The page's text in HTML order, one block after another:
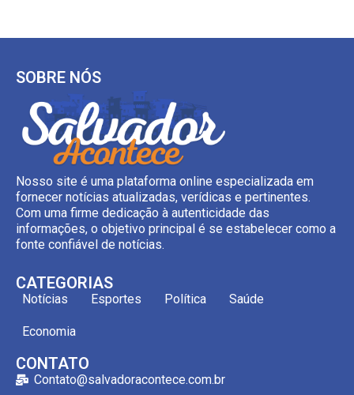
SOBRE NÓS
Nosso site é uma plataforma online especializada em
fornecer notícias atualizadas, verídicas e pertinentes.
Com uma firme dedicação à autenticidade das
informações, o objetivo principal é se estabelecer como a
fonte confiável de notícias.
CATEGORIAS
Notícias Esportes Política Saúde
Economia
CONTATO
Contato@salvadoracontece.com.br